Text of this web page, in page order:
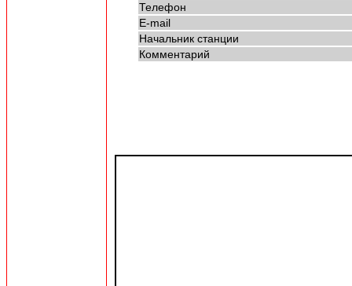
Телефон
E-mail
Начальник станции
Комментарий